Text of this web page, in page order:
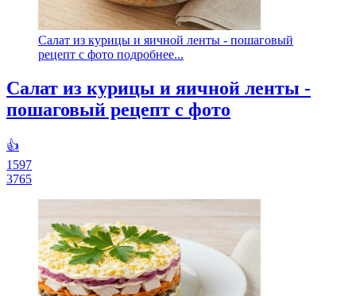
Салат из курицы и яичной ленты - пошаговый
рецепт с фото подробнее...
Салат из курицы и яичной ленты -
пошаговый рецепт с фото
👍
1597
3765